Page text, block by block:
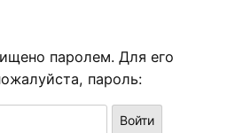
паролем. Для его
пароль: